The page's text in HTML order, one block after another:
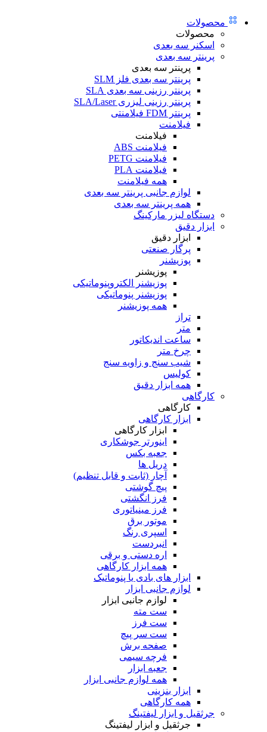
محصولات
محصولات
اسکنر سه بعدی
پرینتر سه بعدی
پرینتر سه بعدی
پرینتر سه بعدی فلز SLM
پرینتر رزینی سه بعدی SLA
پرینتر رزینی لیزری SLA/Laser
پرینتر FDM فیلامنتی
فیلامنت
فیلامنت
فیلامنت ABS
فیلامنت PETG
فیلامنت PLA
همه فیلامنت
لوازم جانبی پرینتر سه بعدی
همه پرینتر سه بعدی
دستگاه لیزر مارکینگ
ابزار دقیق
ابزار دقیق
پرگار صنعتی
پوزیشنر
پوزیشنر
پوزیشنر الکتروپنوماتیکی
پوزیشنر پنوماتیکی
همه پوزیشنر
تراز
متر
ساعت اندیکاتور
چرخ متر
شیب سنج و زاویه سنج
کولیس
همه ابزار دقیق
کارگاهی
کارگاهی
ابزار کارگاهی
ابزار کارگاهی
اینورتر جوشکاری
جعبه بکس
دریل ها
آچار (ثابت و قابل تنظیم)
پیچ گوشتی
فرز انگشتی
فرز مینیاتوری
موتور برق
اسپری رنگ
انبردست
اره دستی و برقی
همه ابزار کارگاهی
ابزار های بادی یا پنوماتیک
لوازم جانبی ابزار
لوازم جانبی ابزار
ست مته
ست فرز
ست سر پیچ
صفحه برش
فرچه سیمی
جعبه ابزار
همه لوازم جانبی ابزار
ابزار بنزینی
همه کارگاهی
جرثقیل و ابزار لیفتینگ
جرثقیل و ابزار لیفتینگ